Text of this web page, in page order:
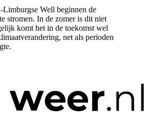
Well beginnen de
stromen. In de zomer is dit niet
komt het in de toekomst wel
net als perioden